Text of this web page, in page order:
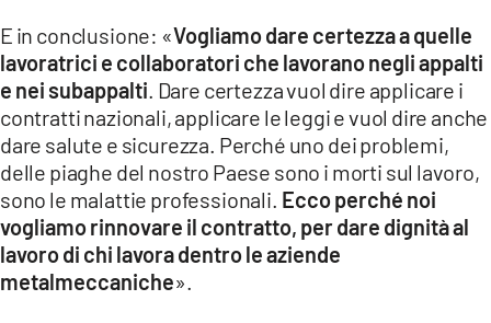
E in conclusione: «Vogliamo dare certezza a quelle
lavoratrici e collaboratori che lavorano negli appalti
e nei subappalti. Dare certezza vuol dire applicare i
contratti nazionali, applicare le leggi e vuol dire anche
dare salute e sicurezza. Perché uno dei problemi,
delle piaghe del nostro Paese sono i morti sul lavoro,
sono le malattie professionali. Ecco perché noi
vogliamo rinnovare il contratto, per dare dignità al
lavoro di chi lavora dentro le aziende
metalmeccaniche».